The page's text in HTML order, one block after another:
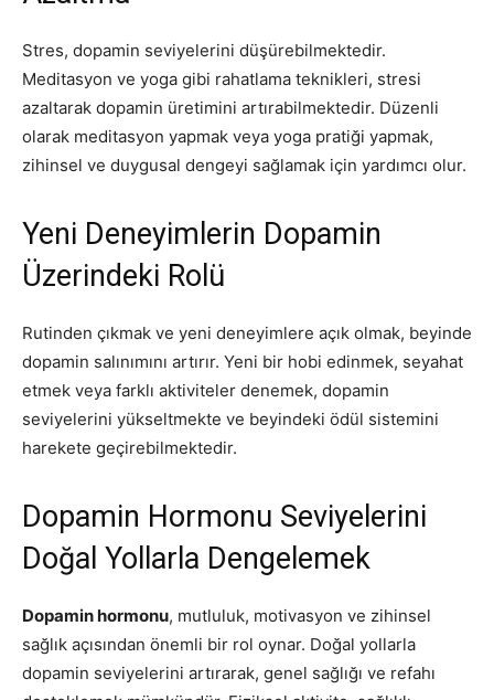
Stres, dopamin seviyelerini düşürebilmektedir.
Meditasyon ve yoga gibi rahatlama teknikleri, stresi
azaltarak dopamin üretimini artırabilmektedir. Düzenli
olarak meditasyon yapmak veya yoga pratiği yapmak,
zihinsel ve duygusal dengeyi sağlamak için yardımcı olur.
Yeni Deneyimlerin Dopamin
Üzerindeki Rolü
Rutinden çıkmak ve yeni deneyimlere açık olmak, beyinde
dopamin salınımını artırır. Yeni bir hobi edinmek, seyahat
etmek veya farklı aktiviteler denemek, dopamin
seviyelerini yükseltmekte ve beyindeki ödül sistemini
harekete geçirebilmektedir.
Dopamin Hormonu Seviyelerini
Doğal Yollarla Dengelemek
Dopamin hormonu, mutluluk, motivasyon ve zihinsel
sağlık açısından önemli bir rol oynar. Doğal yollarla
dopamin seviyelerini artırarak, genel sağlığı ve refahı